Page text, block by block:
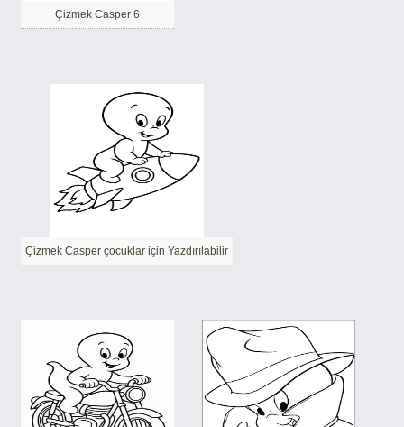
Çizmek Casper 6
Çizmek Casper çocuklar için Yazdırılabilir